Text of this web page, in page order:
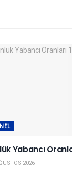
Yabancı
2026